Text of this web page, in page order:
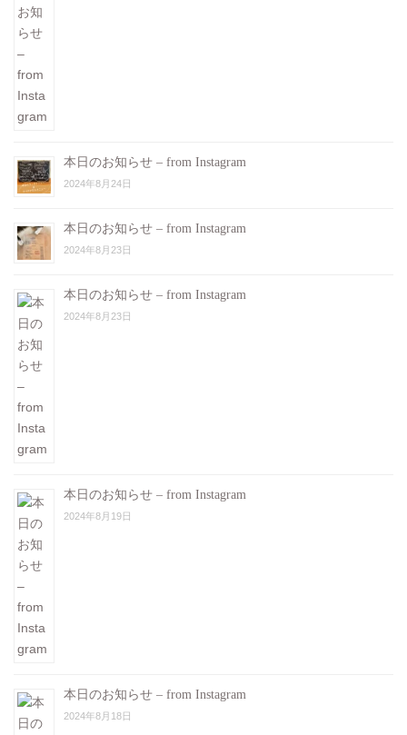
本日のお知らせ – from Instagram
2024年8月24日
本日のお知らせ – from Instagram
2024年8月23日
本日のお知らせ – from Instagram
2024年8月23日
本日のお知らせ – from Instagram
2024年8月19日
本日のお知らせ – from Instagram
2024年8月18日